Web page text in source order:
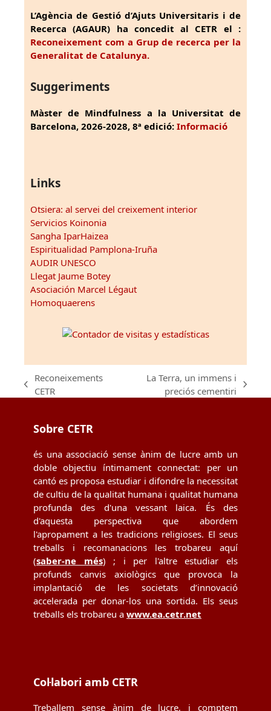
L’Agència de Gestió d’Ajuts Universitaris i de
Recerca (AGAUR) ha concedit al CETR el :
Reconeixement com a Grup de recerca per la
Generalitat de Catalunya.
Suggeriments
Màster de Mindfulness a la Universitat de
Barcelona, 2026-2028, 8ª edició: Informació
Links
Otsiera: al servei del creixement interior
Servicios Koinonia
Sangha IparHaizea
Espiritualidad Pamplona-Iruña
AUDIR UNESCO
Llegat Jaume Botey
Asociación Marcel Légaut
Homoquaerens
previous
Reconeixements
CETR
La Terra, un immens i
preciós cementiri
Sobre CETR
és una associació sense ànim de lucre amb un
doble objectiu íntimament connectat: per un
cantó es proposa estudiar i difondre la necessitat
de cultiu de la qualitat humana i qualitat humana
profunda des d'una vessant laica. És des
d'aquesta perspectiva que abordem
l'apropament a les tradicions religioses. El seus
treballs i recomanacions les trobareu aquí
(saber-ne més) ; i per l'altre estudiar els
profunds canvis axiològics que provoca la
implantació de les societats d’innovació
accelerada per donar-los una sortida. Els seus
treballs els trobareu a www.ea.cetr.net
Col·labori amb CETR
Treballem sense ànim de lucre, i comptem